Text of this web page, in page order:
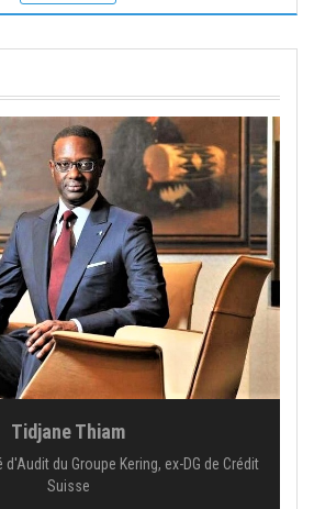
Tidjane Thiam
du Groupe Kering, ex-DG de Crédit
Suisse